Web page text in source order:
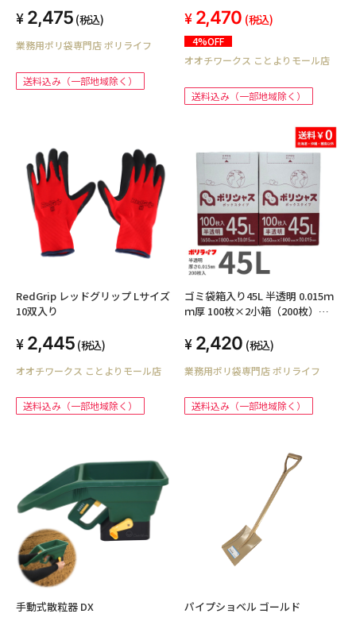
2,475 (税込)
業務用ポリ袋専門店 ポリライフ
送料込み（一部地域除く）
2,470 (税込)
4%OFF
オオチワークス ことよりモール店
送料込み（一部地域除く）
RedGrip レッドグリップ Lサイズ
10双入り
2,445 (税込)
オオチワークス ことよりモール店
送料込み（一部地域除く）
ゴミ袋箱入り45L 半透明 0.015ｍ
ｍ厚 100枚×2小箱（200枚）
2,420 (税込)
業務用ポリ袋専門店 ポリライフ
送料込み（一部地域除く）
手動式散粒器 DX パイプショベル ゴールド